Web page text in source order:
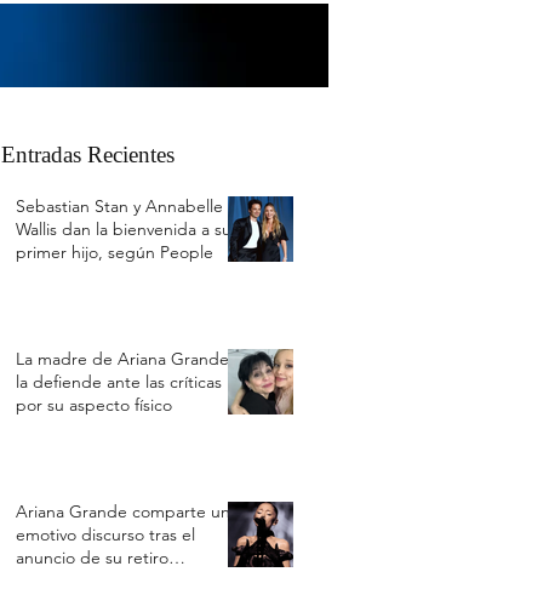
Entradas Recientes
Sebastian Stan y Annabelle
Wallis dan la bienvenida a su
primer hijo, según People
La madre de Ariana Grande
la defiende ante las críticas
por su aspecto físico
Ariana Grande comparte un
emotivo discurso tras el
anuncio de su retiro